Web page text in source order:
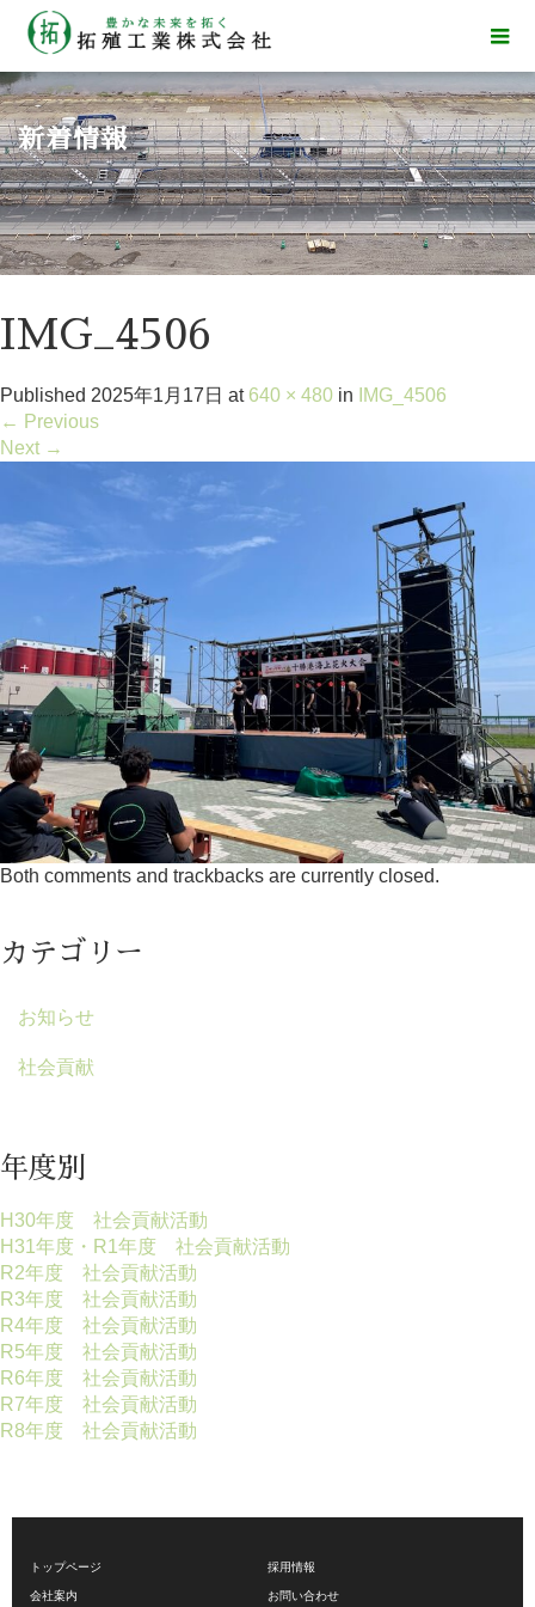
新着情報
IMG_4506
Published 2025年1月17日 at 640 × 480 in
IMG_4506
← Previous
Next →
Both comments and trackbacks are currently closed.
カテゴリー
お知らせ
社会貢献
年度別
H30年度 社会貢献活動
H31年度・R1年度 社会貢献活動
R2年度 社会貢献活動
R3年度 社会貢献活動
R4年度 社会貢献活動
R5年度 社会貢献活動
R6年度 社会貢献活動
R7年度 社会貢献活動
R8年度 社会貢献活動
トップページ
会社案内
採用情報
お問い合わせ